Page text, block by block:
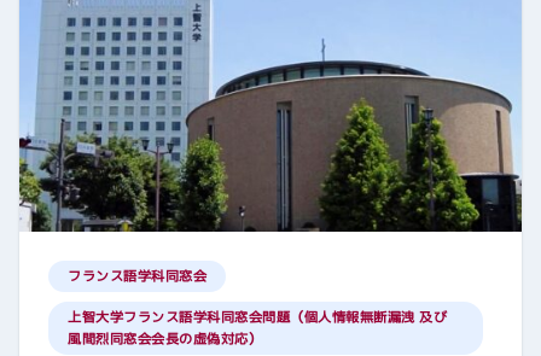
フランス語学科同窓会
上智大学フランス語学科同窓会問題（個人情報無断漏洩 及び
風間烈同窓会会長の虚偽対応）